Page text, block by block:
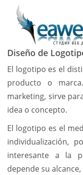
Diseño de
El logotipo es el
producto o
marketing, sirve
idea o concepto.
El logotipo es el
individualización,
interesante a la
depende su